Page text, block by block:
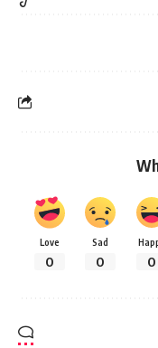
Love
0
Sad
0 0